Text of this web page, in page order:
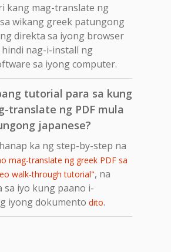
kang mag-translate ng
wikang greek patungong
direkta sa iyong browser
nag-i-install ng
sa iyong computer.
tutorial para sa kung
translate ng PDF mula
japanese?
ka ng step-by-step na
mag-translate ng greek PDF sa
walk-through tutorial", na
sa iyo kung paano i-
iyong dokumento dito.